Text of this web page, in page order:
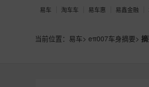
易车 淘车车 易车惠 易鑫金融
当前位置： 易车> eπ007车身摘要>